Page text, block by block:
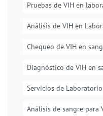
Pruebas de VIH en
Análisis de VIH en
Chequeo de VIH en
Diagnóstico de VIH en
Servicios de
Análisis de sangre para